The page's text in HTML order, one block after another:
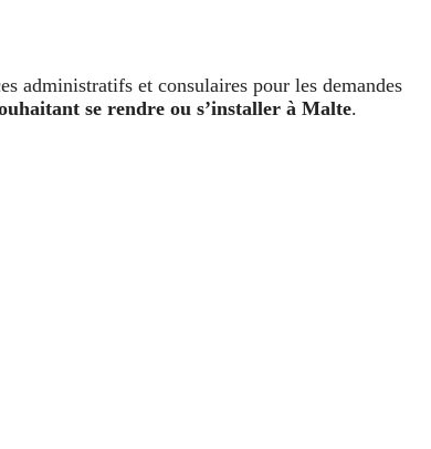
administratifs et consulaires pour les demandes
se rendre ou s’installer à Malte.